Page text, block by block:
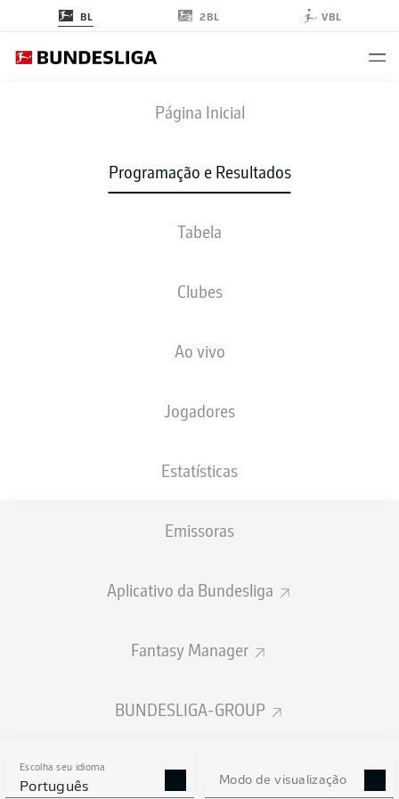
BL 2BL VBL
Página Inicial
Programação e Resultados
Tabela
Clubes
Ao vivo
Jogadores
Estatísticas
Emissoras
Aplicativo da Bundesliga
Fantasy Manager
BUNDESLIGA-GROUP
Escolha seu idioma
Português Modo de visualização
KOE FCA
ESCALAÇÕES
0